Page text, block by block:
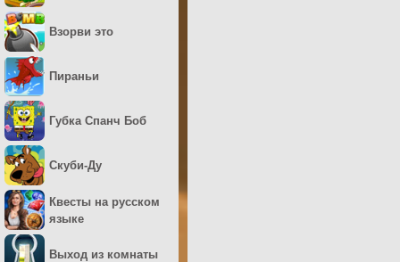
Взорви это
Пираньи
Губка Спанч Боб
Скуби-Ду
Квесты на русском
языке
Выход из комнаты